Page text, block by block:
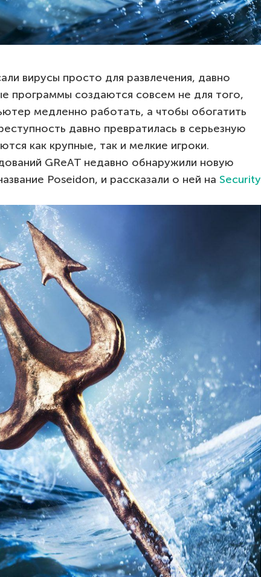
вирусы просто для развлечения, давно
программы создаются совсем не для того,
медленно работать, а чтобы обогатить
давно превратилась в серьезную
как крупные, так и мелкие игроки.
GReAT недавно обнаружили новую
Poseidon, и рассказали о ней на Security